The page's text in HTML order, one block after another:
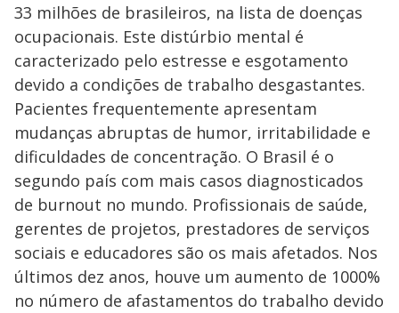
33 milhões de brasileiros, na lista de doenças
ocupacionais. Este distúrbio mental é
caracterizado pelo estresse e esgotamento
devido a condições de trabalho desgastantes.
Pacientes frequentemente apresentam
mudanças abruptas de humor, irritabilidade e
dificuldades de concentração. O Brasil é o
segundo país com mais casos diagnosticados
de burnout no mundo. Profissionais de saúde,
gerentes de projetos, prestadores de serviços
sociais e educadores são os mais afetados. Nos
últimos dez anos, houve um aumento de 1000%
no número de afastamentos do trabalho devido